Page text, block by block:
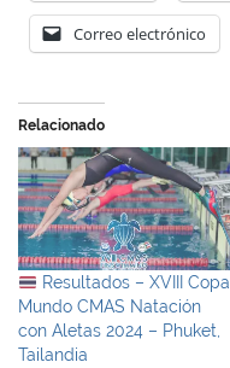
Correo electrónico
Relacionado
Resultados – XVIII Copa
Mundo CMAS Natación
con Aletas 2024 – Phuket,
Tailandia